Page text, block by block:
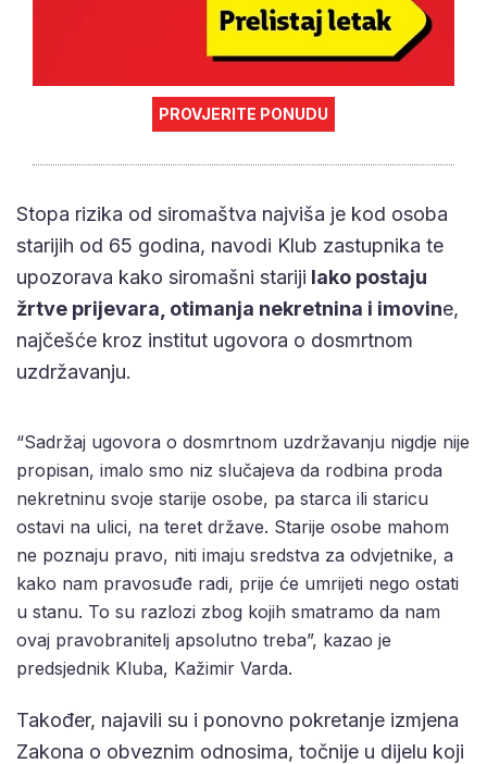
PROVJERITE PONUDU
Stopa rizika od siromaštva najviša je kod osoba
starijih od 65 godina, navodi Klub zastupnika te
upozorava kako siromašni stariji lako postaju
žrtve prijevara, otimanja nekretnina i imovine,
najčešće kroz institut ugovora o dosmrtnom
uzdržavanju.
“Sadržaj ugovora o dosmrtnom uzdržavanju nigdje nije
propisan, imalo smo niz slučajeva da rodbina proda
nekretninu svoje starije osobe, pa starca ili staricu
ostavi na ulici, na teret države. Starije osobe mahom
ne poznaju pravo, niti imaju sredstva za odvjetnike, a
kako nam pravosuđe radi, prije će umrijeti nego ostati
u stanu. To su razlozi zbog kojih smatramo da nam
ovaj pravobranitelj apsolutno treba”, kazao je
predsjednik Kluba, Kažimir Varda.
Također, najavili su i ponovno pokretanje izmjena
Zakona o obveznim odnosima, točnije u dijelu koji